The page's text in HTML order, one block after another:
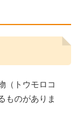
（トウモロコ
ものがありま